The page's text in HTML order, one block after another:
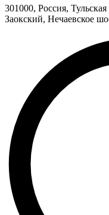
301000, Россия,
Заокский, Нечаевское